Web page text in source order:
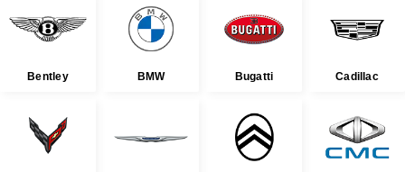
Bentley BMW Bugatti Cadillac